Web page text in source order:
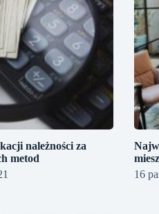
należności za
metod
16